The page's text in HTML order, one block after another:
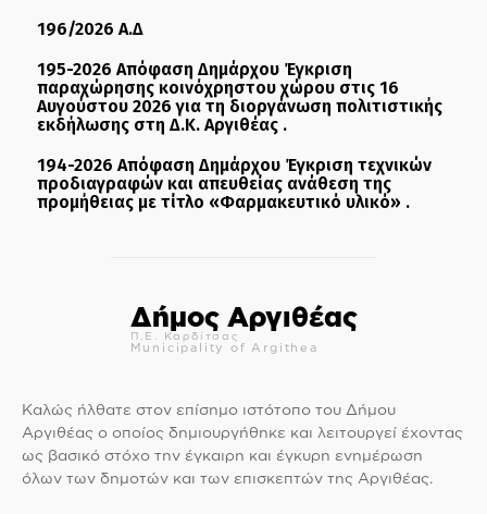
196/2026 Α.Δ
195-2026 Απόφαση Δημάρχου Έγκριση
παραχώρησης κοινόχρηστου χώρου στις 16
Αυγούστου 2026 για τη διοργάνωση πολιτιστικής
εκδήλωσης στη Δ.Κ. Αργιθέας .
194-2026 Απόφαση Δημάρχου Έγκριση τεχνικών
προδιαγραφών και απευθείας ανάθεση της
προμήθειας με τίτλο «Φαρμακευτικό υλικό» .
Δήμος Αργιθέας
Π.Ε. Καρδίτσας
Municipality of Argithea
Καλώς ήλθατε στον επίσημο ιστότοπο του Δήμου
Αργιθέας ο οποίος δημιουργήθηκε και λειτουργεί έχοντας
ως βασικό στόχο την έγκαιρη και έγκυρη ενημέρωση
όλων των δημοτών και των επισκεπτών της Αργιθέας.